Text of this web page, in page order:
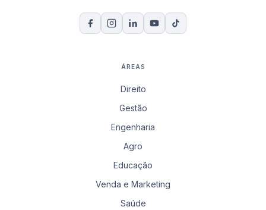
ÁREAS
Direito
Gestão
Engenharia
Agro
Educação
Venda e Marketing
Saúde